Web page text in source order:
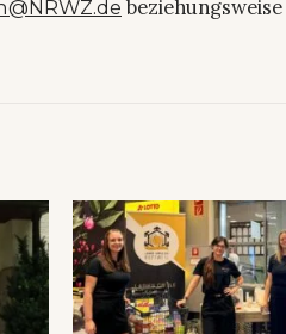
beziehungsweise